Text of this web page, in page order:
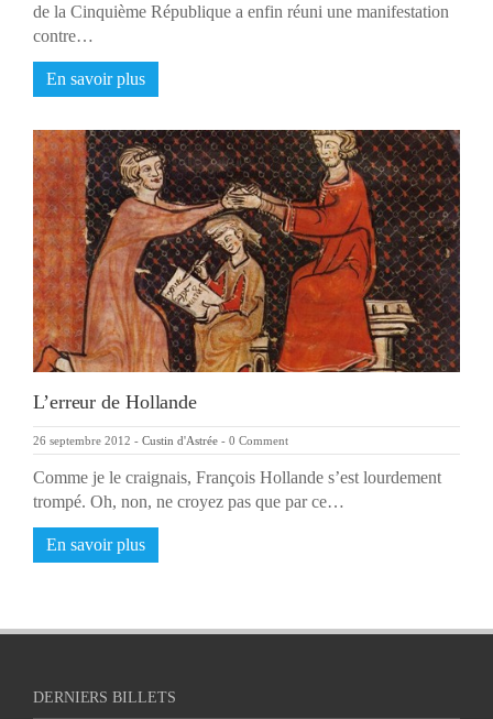
de la Cinquième République a enfin réuni une manifestation
contre…
En savoir plus
L’erreur de Hollande
26 septembre 2012 - Custin d'Astrée - 0 Comment
Comme je le craignais, François Hollande s’est lourdement
trompé. Oh, non, ne croyez pas que par ce…
En savoir plus
DERNIERS BILLETS